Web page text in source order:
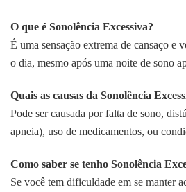
O que é Sonolência Excessiva?
É uma sensação extrema de cansaço e
o dia, mesmo após uma noite de sono
Quais as causas da Sonolência
Pode ser causada por falta de sono,
apneia), uso de medicamentos, ou
Como saber se tenho Sonolência
Se você tem dificuldade em se manter